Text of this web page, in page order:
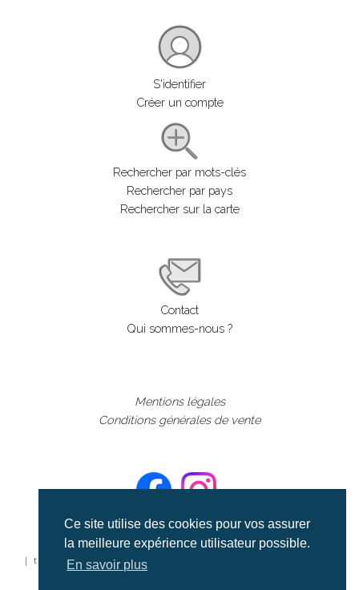
Ce site utilise des cookies pour vos assurer
la meilleure expérience utilisateur possible.
En savoir plus
S'identifier
Créer un compte
Rechercher par mots-clés
Rechercher par pays
Rechercher sur la carte
Contact
Qui sommes-nous ?
Mentions légales
Conditions générales de vente
©aerialcollection marque déposée 2024
| tous droits réservés | aerialcollection.fr banque d'images
aériennes et documentaires video et cinéma |